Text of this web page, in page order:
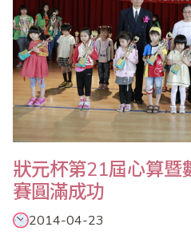
狀元杯第21屆心算暨
賽圓滿成功
2014-04-23